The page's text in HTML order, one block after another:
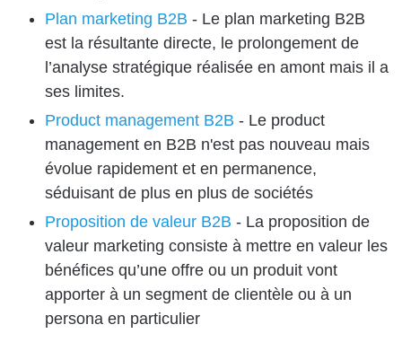
Plan marketing B2B - Le plan marketing B2B
est la résultante directe, le prolongement de
l’analyse stratégique réalisée en amont mais il a
ses limites.
Product management B2B - Le product
management en B2B n'est pas nouveau mais
évolue rapidement et en permanence,
séduisant de plus en plus de sociétés
Proposition de valeur B2B - La proposition de
valeur marketing consiste à mettre en valeur les
bénéfices qu’une offre ou un produit vont
apporter à un segment de clientèle ou à un
persona en particulier